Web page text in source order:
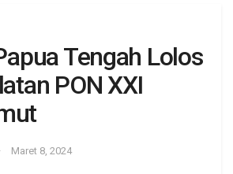
Tengah Lolos
PON XXI
Maret 8, 2024